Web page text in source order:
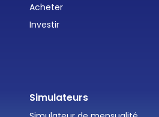
Acheter
Investir
Simulateurs